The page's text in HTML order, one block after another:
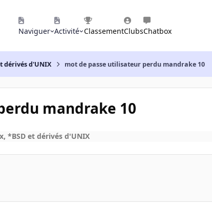
Naviguer Activité ClassementClubsChatbox
dérivés d'UNIX mot de passe utilisateur perdu mandrake 10
mandrake 10
*BSD et dérivés d'UNIX